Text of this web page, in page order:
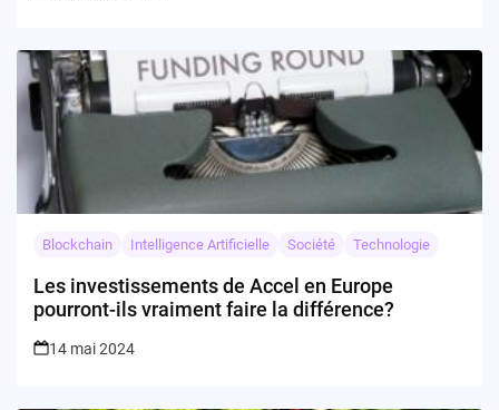
Blockchain Intelligence Artificielle Société Technologie
Les investissements de Accel en Europe
pourront-ils vraiment faire la différence?
14 mai 2024